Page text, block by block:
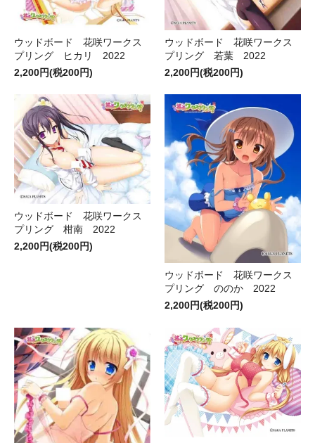
ウッドボード 花咲ワークス
プリング ヒカリ 2022
2,200円(税200円)
ウッドボード 花咲ワークス
プリング 若葉 2022
2,200円(税200円)
ウッドボード 花咲ワークス
プリング 柑南 2022
2,200円(税200円)
ウッドボード 花咲ワークス
プリング ののか 2022
2,200円(税200円)